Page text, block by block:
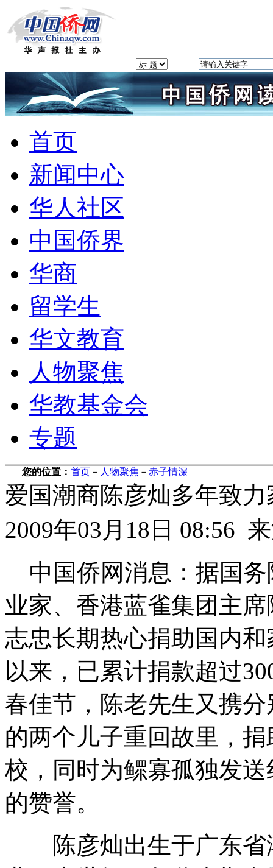
首页
新闻中心
华人社区
中国侨界
华商
留学生
华文教育
人物聚焦
华教基金会
专题
您的位置： 首页 － 人物聚焦 － 赤子情深
爱国潮商陈彦灿多年致
2009年03月18日 08:56
中国侨网消息：据国务
业家、香港蓝雀集团主
志忠长期热心捐助国内
以来，已累计捐款超过
春佳节，陈老先生又携
的两个儿子重回故里，
校，同时为鳏寡孤独发
的赞誉。
陈彦灿出生于广东省